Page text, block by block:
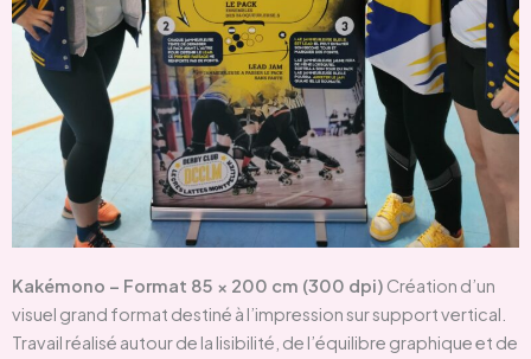
Kakémono – Format 85 × 200 cm (300 dpi) Création d’un
visuel grand format destiné à l’impression sur support vertical.
Travail réalisé autour de la lisibilité, de l’équilibre graphique et de